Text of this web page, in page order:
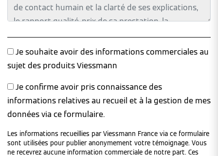
Je souhaite avoir des informations commerciales au
sujet des produits Viessmann
Je confirme avoir pris connaissance des
informations relatives au recueil et à la gestion de mes
données via ce formulaire.
Les informations recueillies par Viessmann France via ce formulaire
sont utilisées pour publier anonymement votre témoignage. Vous
ne recevrez aucune information commerciale de notre part. Ces